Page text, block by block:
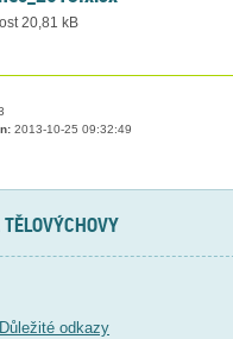
20,81 kB
2013-10-25 09:32:49
Důležité odkazy